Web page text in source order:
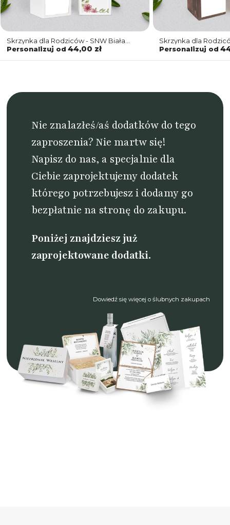
Skrzynka dla Rodziców - SNW Biała
Akwarelowe Wianki Motyw 6
Personalizuj od 44,00 zł
Skrzynka dla
Akwarelowe Wianki
Personalizuj od
Nie znalazłeś/aś dodatków do tego
zaproszenia? Nie martw się!
Napisz do nas, a specjalnie dla
Ciebie zaprojektujemy dodatek
którego potrzebujesz i dodamy go
bezpłatnie na stronę do zakupu.
Poniżej znajdziesz już
zaprojektowane dodatki.
Dowiedź się więcej o ślubnych zakupach